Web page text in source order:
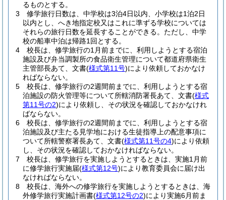
るものとする。
3
修学旅行日数は、中学校は3泊4日以内、小学校は1泊2日
以内とし、へき地指定校又はこれに準ずる学校については
それらの旅行日数を延長することができる。 ただし、中学
校の船車中泊は帰路1回とする。
4
校長は、修学旅行の1月前までに、利用しようとする宿泊
施設及び弁当調製所の食品衛生管理について都道府県衛生
主管部長あて、文書(様式第11号)により依頼しておかなけ
ればならない。
5
校長は、修学旅行の2週間前までに、利用しようとする宿
泊施設の防火管理等について所轄消防署長あて、文書(様式
第11号の2)により依頼し、その状況を確認しておかなけれ
ばならない。
6
校長は、修学旅行の2週間前までに、利用しようとする宿
泊施設及び主たる見学地における生徒指導上の配意事項に
ついて所轄警察署長あて、文書(様式第11号の4)により依頼
し、その状況を確認しておかなければならない。
7
校長は、修学旅行を実施しようとするときは、実施1月前
に修学旅行実施届(様式第12号)により教育委員会に届け出
なければならない。
8
校長は、海外への修学旅行を実施しようとするときは、海
外修学旅行実施計画書(様式第12号の2)により実施6月前ま